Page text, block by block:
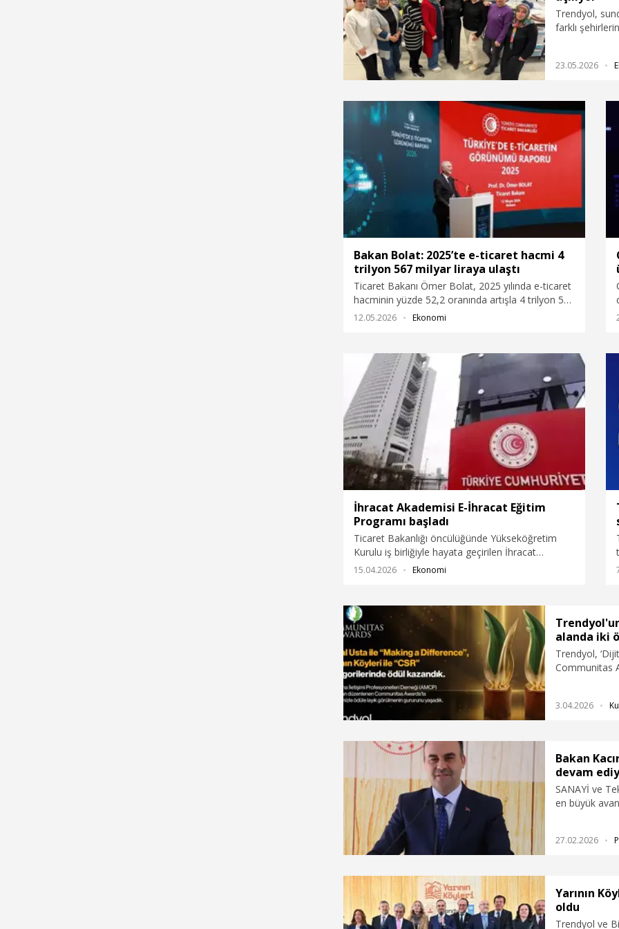
Trendyol,
farklı
bugün 10
gibi ev tekstili
dışındaki
23.05.2026
Bakan Bolat: 2025’te e-ticaret hacmi 4
trilyon 567 milyar liraya ulaştı
Ticaret Bakanı Ömer Bolat, 2025 yılında e-ticaret
hacminin yüzde 52,2 oranında artışla 4 trilyon 567
milyar liraya ulaştığını belirterek, "Bu, yaklaşık
konuştu.
12.05.2026 Ekonomi
İhracat Akademisi E-İhracat Eğitim
Programı başladı
Ticaret Bakanlığı öncülüğünde Yükseköğretim
Kurulu iş birliğiyle hayata geçirilen İhracat
Akademisi E-İhracat Eğitim Programı, Ankara’da
15.04.2026 Ekonomi
alanda iki
Trendyol,
Communitas
3.04.2026
Bakan
devam
SANAYİ ve
en büyük
27.02.2026
Yarının
oldu
Trendyol ve